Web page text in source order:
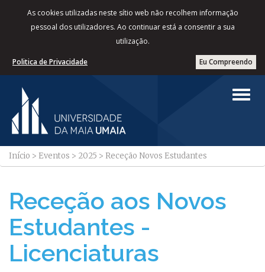
As cookies utilizadas neste sítio web não recolhem informação
pessoal dos utilizadores. Ao continuar está a consentir a sua
utilização.
Eu Compreendo
Politica de Privacidade
Início > Eventos > 2025 > Receção Novos Estudantes
Receção aos Novos
Estudantes -
Licenciaturas